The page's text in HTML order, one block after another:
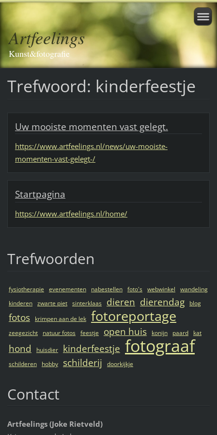
Artfeelings
Kunst&fotografie
Trefwoord: kinderfeestje
Uw mooiste momenten vast gelegt.
https://www.artfeelings.nl/news/uw-mooiste-
momenten-vast-gelegt-/
Startpagina
https://www.artfeelings.nl/home/
Trefwoorden
fysiotherapie evenementen nabestellen foto's webwinkel
wandeling
kinderen zwarte piet sinterklaas dieren dierendag blog
fotos krimpen aan de lek fotoreportage
zeegezicht natuur fotos feestje open huis konijn paard kat
hond huisdier kinderfeestje fotograaf
schilderen hobby schilderij doorkijkje
Contact
Artfeelings (Joke Rietveld)